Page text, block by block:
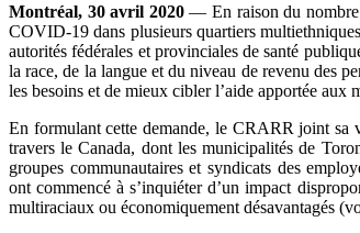
Montréal, 30 avril 2020— En raison du nombre
COVID-19 dans plusieurs quartiers
autorités fédérales et provinciales de santé
la race, de la langue et du niveau de revenu des
les besoins et de mieux cibler l’aide apportée aux
En formulant cette demande, le CRARR joint sa
travers le Canada, dont les municipalités de
groupes communautaires et syndicats des
ont commencé à s’inquiéter d’un impact
multiraciaux ou économiquement désavantagés